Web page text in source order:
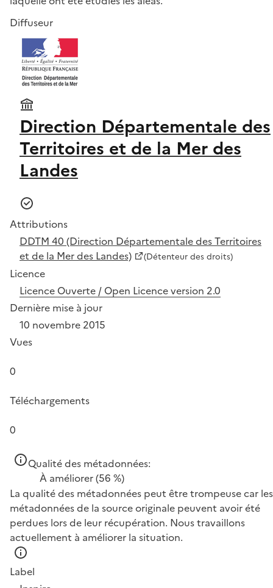
Diffuseur
Direction Départementale des
Territoires et de la Mer des
Landes
Attributions
DDTM 40 (Direction Départementale des Territoires
et de la Mer des Landes)
(Détenteur des droits)
Licence
Licence Ouverte / Open Licence version 2.0
Dernière mise à jour
10 novembre 2015
Vues
0
Téléchargements
0
Qualité des métadonnées:
À améliorer(56 %)
La qualité des métadonnées peut être trompeuse car les
métadonnées de la source originale peuvent avoir été
perdues lors de leur récupération. Nous travaillons
actuellement à améliorer la situation.
Label